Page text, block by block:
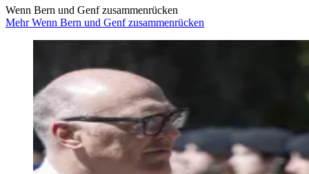
Wenn Bern und Genf zusammenrücken
Mehr Wenn Bern und Genf zusammenrücken